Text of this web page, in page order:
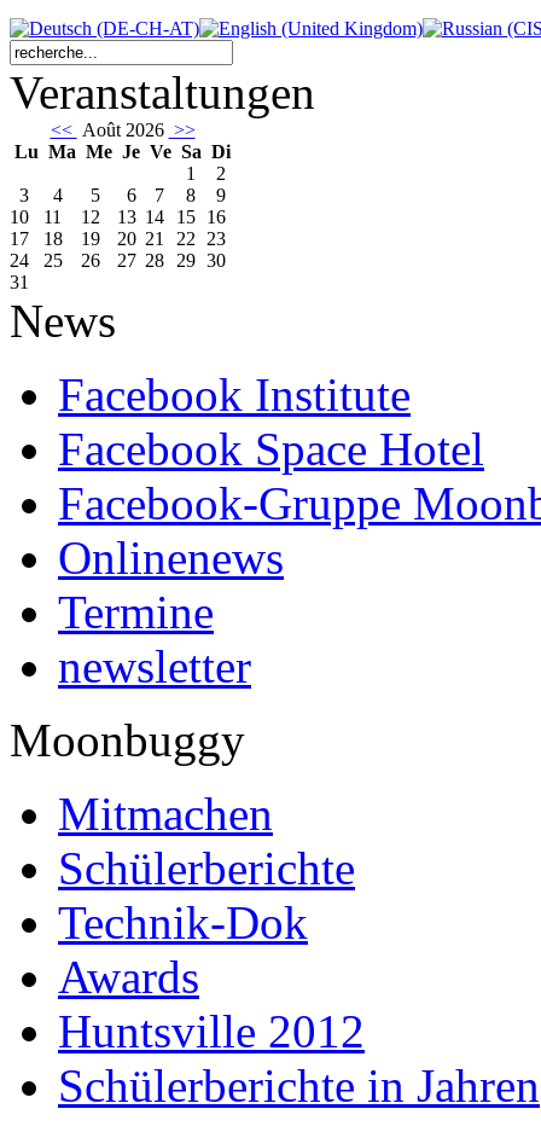
Veranstaltungen
<< Août 2026 >>
Lu Ma Me Je Ve Sa Di
1
2
3
4 5 6 7 8
9
10
11 12 13 14 15 16
17
18 19 20 21 22 23
24
25 26 27 28 29 30
31
News
Facebook Institute
Facebook Space Hotel
Facebook-Gruppe
Onlinenews
Termine
newsletter
Moonbuggy
Mitmachen
Schülerberichte
Technik-Dok
Awards
Huntsville 2012
Schülerberichte in Jahren